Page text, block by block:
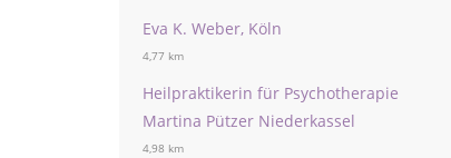
Eva K. Weber, Köln
4,77 km
Heilpraktikerin für Psychotherapie
Martina Pützer Niederkassel
4,98 km